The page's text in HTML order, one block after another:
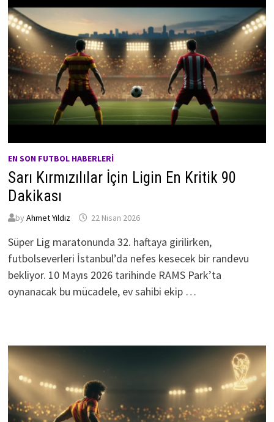
EN SON FUTBOL HABERLERI
Sarı Kırmızılılar İçin Ligin En Kritik 90
Dakikası
by Ahmet Yıldız 22 Nisan 2026
Süper Lig maratonunda 32. haftaya girilirken,
futbolseverleri İstanbul’da nefes kesecek bir randevu
bekliyor. 10 Mayıs 2026 tarihinde RAMS Park’ta
oynanacak bu mücadele, ev sahibi ekip …